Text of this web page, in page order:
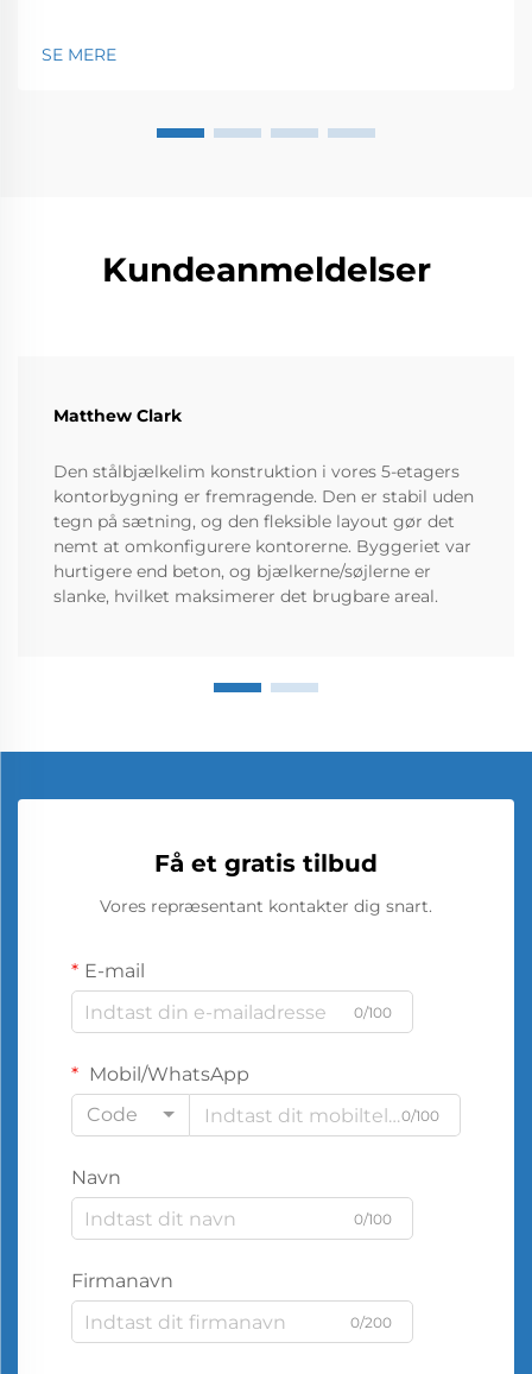
SE MERE
Kundeanmeldelser
Matthew Clark
Den stålbjælkelim konstruktion i vores 5-etagers
kontorbygning er fremragende. Den er stabil uden
tegn på sætning, og den fleksible layout gør det
nemt at omkonfigurere kontorerne. Byggeriet var
hurtigere end beton, og bjælkerne/søjlerne er
slanke, hvilket maksimerer det brugbare areal.
Få et gratis tilbud
Vores repræsentant kontakter dig snart.
E-mail
0/100
Mobil/WhatsApp
Code
0/100
Navn
0/100
Firmanavn
0/200